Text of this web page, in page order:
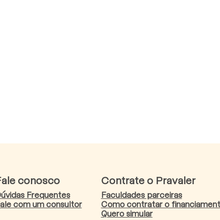
conosco
Frequentes
com um consultor
Contrate o Pravaler
Faculdades parceiras
Como contratar o
Quero simular